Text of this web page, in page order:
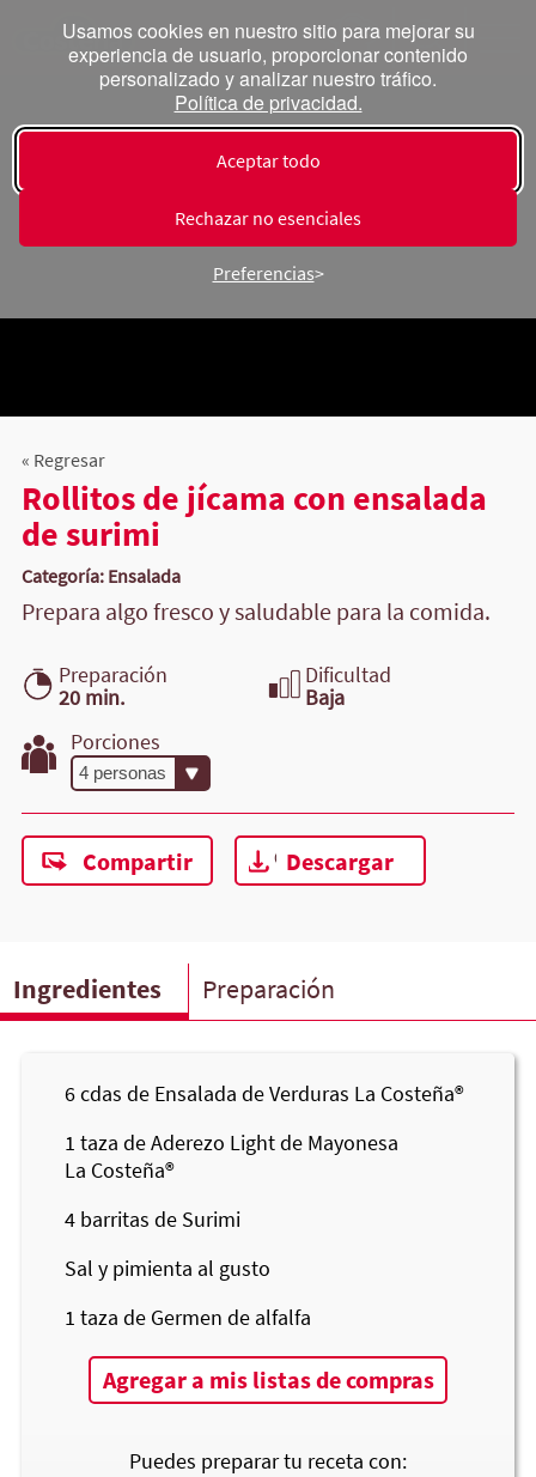
Usamos cookies en nuestro sitio para mejorar su
experiencia de usuario, proporcionar contenido
personalizado y analizar nuestro tráfico.
Política de privacidad.
Aceptar todo
Rechazar no esenciales
Preferencias
« Regresar
Rollitos de jícama con ensalada
de surimi
Categoría: Ensalada
Prepara algo fresco y saludable para la comida.
Preparación
20 min.
Dificultad
Baja
Porciones
Compartir Descargar
Ingredientes Preparación
6cdas de Ensalada de Verduras La Costeña®
1 taza de Aderezo Light de Mayonesa
La Costeña®
4 barritas de Surimi
Sal y pimienta al gusto
1 taza de Germen de alfalfa
Agregar a mis listas de compras
Puedes preparar tu receta con: